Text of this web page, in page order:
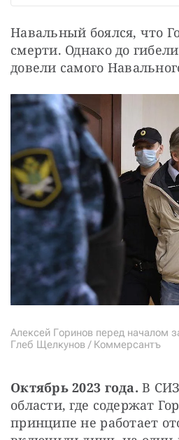
Навальный боялся, что
смерти. Однако до
довели самого
Алексей Горинов перед началом
Глеб Щелкунов / Коммерсантъ
Октябрь 2023 года. В
области, где содержат
принципе не работает